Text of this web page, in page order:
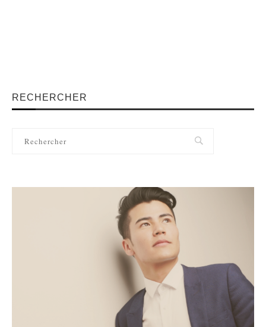
RECHERCHER